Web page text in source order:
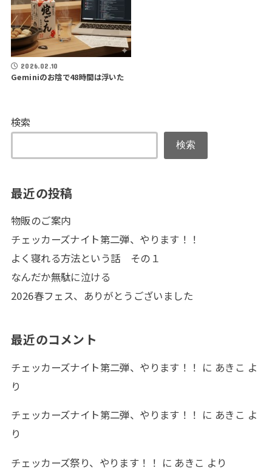
2026.02.10
Geminiのお陰で48時間は浮いた
検索
検索
最近の投稿
物販のご案内
チェッカーズナイト第二弾、やります！！
よく寝れる方法という話 その１
なんだか無駄に泣ける
2026春フェス、ありがとうございました
最近のコメント
チェッカーズナイト第二弾、やります！！ に あきこ よ
り
チェッカーズナイト第二弾、やります！！ に あきこ よ
り
チェッカーズ祭り、やります！！ に あきこ より